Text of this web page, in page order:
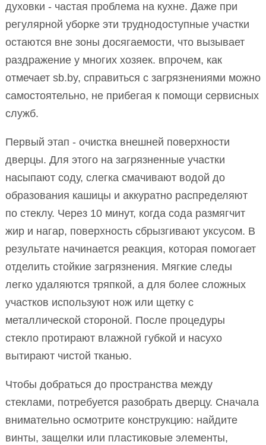
духовки - частая проблема на кухне. Даже при
регулярной уборке эти труднодоступные участки
остаются вне зоны досягаемости, что вызывает
раздражение у многих хозяек. впрочем, как
отмечает sb.by, справиться с загрязнениями можно
самостоятельно, не прибегая к помощи сервисных
служб.
Первый этап - очистка внешней поверхности
дверцы. Для этого на загрязненные участки
насыпают соду, слегка смачивают водой до
образования кашицы и аккуратно распределяют
по стеклу. Через 10 минут, когда сода размягчит
жир и нагар, поверхность сбрызгивают уксусом. В
результате начинается реакция, которая помогает
отделить стойкие загрязнения. Мягкие следы
легко удаляются тряпкой, а для более сложных
участков используют нож или щетку с
металлической стороной. После процедуры
стекло протирают влажной губкой и насухо
вытирают чистой тканью.
Чтобы добраться до пространства между
стеклами, потребуется разобрать дверцу. Сначала
внимательно осмотрите конструкцию: найдите
винты, защелки или пластиковые элементы,